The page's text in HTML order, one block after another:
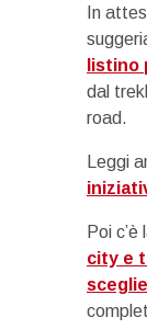
In
listino
dal
road.
Leggi
Poi c’è
city e